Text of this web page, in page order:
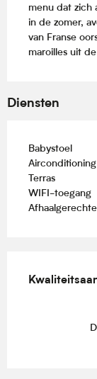
menu dat zich
in de zomer,
van Franse
maroilles uit
Diensten
Babystoel
Airconditioning
Terras
WIFI-toegang